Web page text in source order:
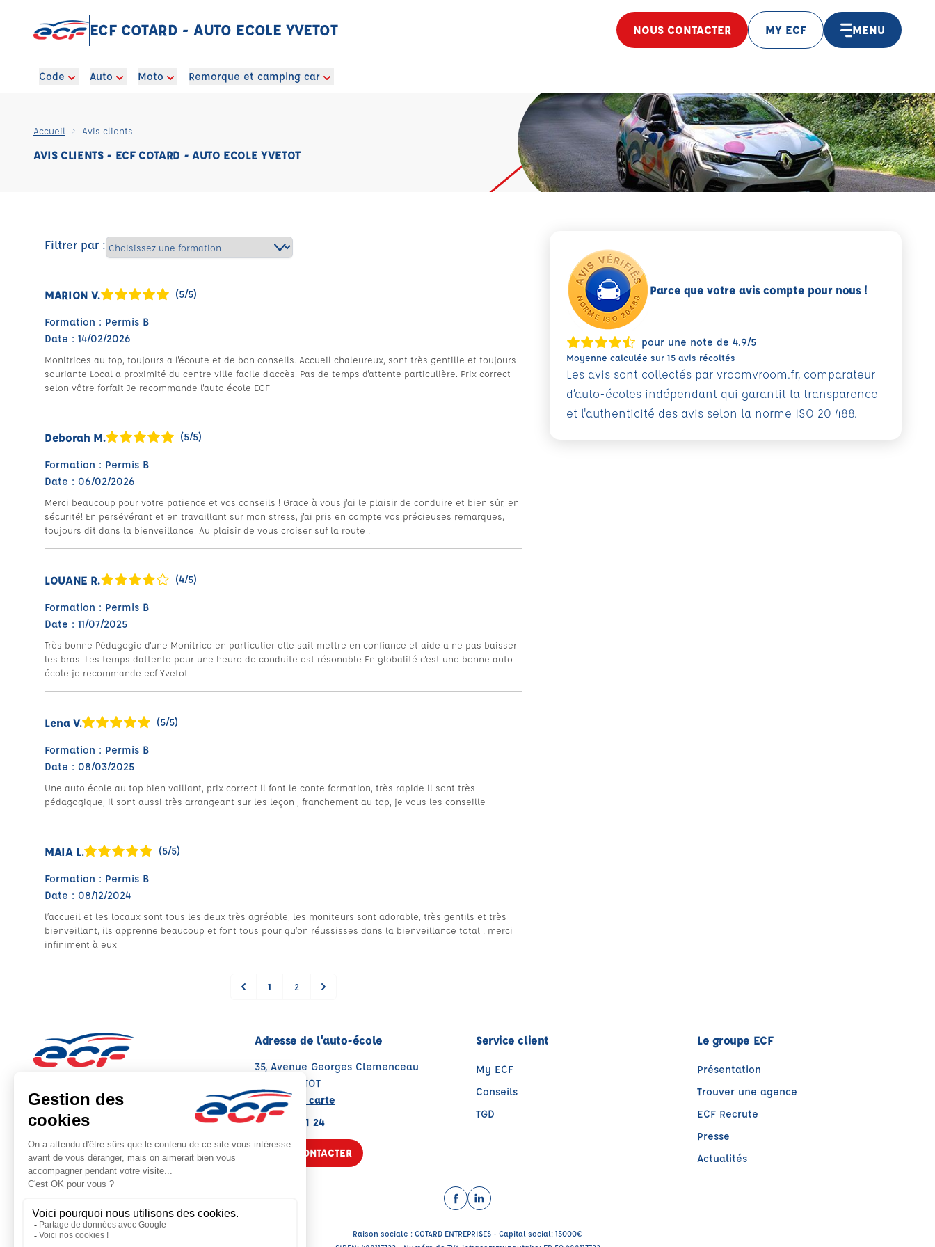
ECF COTARD - AUTO ECOLE YVETOT NOUS CONTACTER MY ECF MENU
Code Auto Moto Remorque et camping car
Accueil Avis clients
AVIS CLIENTS - ECF COTARD - AUTO ECOLE YVETOT
Filtrer par :
MARION V. (5/5)
Formation : Permis B
Date : 14/02/2026
Monitrices au top, toujours a l'écoute et de bon conseils. Accueil chaleureux, sont très gentille et toujours
souriante Local a proximité du centre ville facile d'accès. Pas de temps d'attente particulière. Prix correct
selon vôtre forfait Je recommande l'auto école ECF
Deborah M. (5/5)
Formation : Permis B
Date : 06/02/2026
Merci beaucoup pour votre patience et vos conseils ! Grace à vous j'ai le plaisir de conduire et bien sûr, en
sécurité! En persévérant et en travaillant sur mon stress, j'ai pris en compte vos précieuses remarques,
toujours dit dans la bienveillance. Au plaisir de vous croiser suf la route !
LOUANE R. (4/5)
Formation : Permis B
Date : 11/07/2025
Très bonne Pédagogie d'une Monitrice en particulier elle sait mettre en confiance et aide a ne pas baisser
les bras. Les temps dattente pour une heure de conduite est résonable En globalité c'est une bonne auto
école je recommande ecf Yvetot
Lena V. (5/5)
Formation : Permis B
Date : 08/03/2025
Une auto école au top bien vaillant, prix correct il font le conte formation, très rapide il sont très
pédagogique, il sont aussi très arrangeant sur les leçon , franchement au top, je vous les conseille
MAIA L. (5/5)
Formation : Permis B
Date : 08/12/2024
l’accueil et les locaux sont tous les deux très agréable, les moniteurs sont adorable, très gentils et très
bienveillant, ils apprenne beaucoup et font tous pour qu’on réussisses dans la bienveillance total ! merci
infiniment à eux
1 2
Parce que votre avis compte pour nous !
pour une note de 4.9/5
Moyenne calculée sur 15 avis récoltés
Les avis sont collectés par vroomvroom.fr, comparateur
d’auto-écoles indépendant qui garantit la transparence
et l'authenticité des avis selon la norme ISO 20 488.
Note : 4.9/5
Moyenne calculée sur 15 avis
Adresse de l'auto-école
35, Avenue Georges Clemenceau
76190 YVETOT
Voir sur la carte
02 35 95 21 24
NOUS CONTACTER
Service client
My ECF
Conseils
TGD
Le groupe ECF
Présentation
Trouver une agence
ECF Recrute
Presse
Actualités
Facebook (nouvelle fenêtre)
LinkedIn (nouvelle fenêtre)
Raison sociale : COTARD ENTREPRISES - Capital social: 15000€